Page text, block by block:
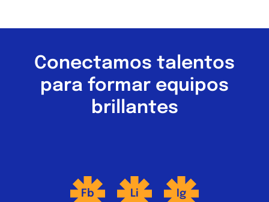
Conectamos talentos
para formar equipos
brillantes
Fb Li Ig